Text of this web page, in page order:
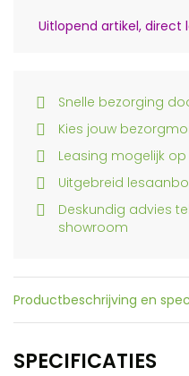
Uitlopend artikel, direct
Snelle bezorging
Kies jouw
Leasing mogelijk
Uitgebreid
Deskundig advies
showroom
Productbeschrijving en
SPECIFICATIES